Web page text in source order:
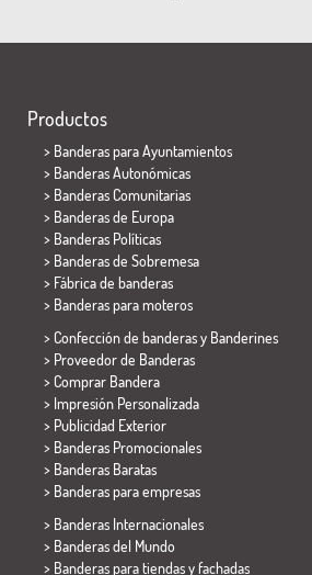
Productos
> Banderas para Ayuntamientos
> Banderas Autonómicas
> Banderas Comunitarias
> Banderas de Europa
> Banderas Políticas
> Banderas de Sobremesa
> Fábrica de banderas
> Banderas para moteros
> Confección de banderas y Banderines
> Proveedor de Banderas
> Comprar Bandera
> Impresión Personalizada
> Publicidad Exterior
> Banderas Promocionales
> Banderas Baratas
> Banderas para empresas
> Banderas Internacionales
> Banderas del Mundo
> Banderas para tiendas y fachadas